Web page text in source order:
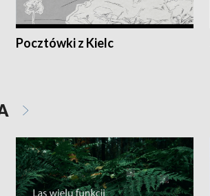
Pocztówki z Kielc